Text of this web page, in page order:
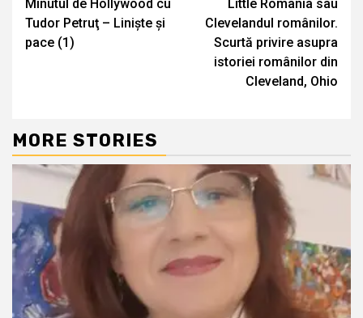
Reading
Minutul de Hollywood cu
Tudor Petruţ – Liniște și
pace (1)
Little Romania sau
Clevelandul românilor.
Scurtă privire asupra
istoriei românilor din
Cleveland, Ohio
MORE STORIES